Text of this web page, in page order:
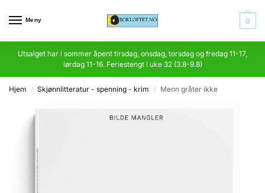
Meny 0
Utsalget har i sommer åpent tirsdag, onsdag, torsdag og fredag 11-17,
lørdag 11-16. Feriestengt i uke 32 (3.8-9.8)
Hjem / Skjønnlitteratur - spenning - krim / Menn gråter ikke